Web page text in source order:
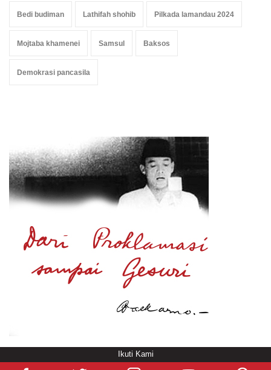
Ikuti Kami
Bedi budiman Lathifah shohib Pilkada lamandau 2024
Mojtaba khamenei Samsul Baksos
Demokrasi pancasila
© Copyright /rendering in 0.5209 [104]